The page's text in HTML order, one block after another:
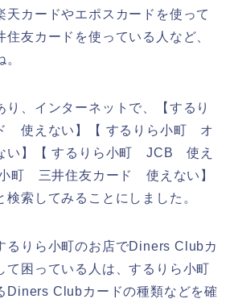
天カードやエポスカードを使って
住友カードを使っている人など、
り、インターネットで、【するり
使えない】【 するりら小町 オ
い】【 するりら小町 JCB 使え
町 三井住友カード 使えない】
検索してみることにしました。
るりら小町のお店でDiners Clubカ
て困っている人は、するりら小町
Diners Clubカードの種類などを確